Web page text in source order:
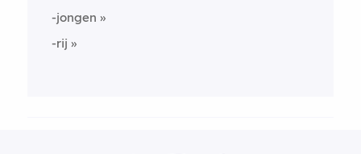
-jongen
-rij